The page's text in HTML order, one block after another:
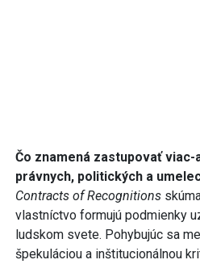
Čo znamená zastupovať
právnych, politických a
Contracts of Recognitions
vlastníctvo formujú podmienky
ludskom svete. Pohybujúc sa
špekuláciou a inštitucionálnou